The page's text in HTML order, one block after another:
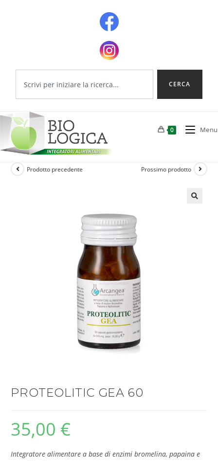
CERCA
0 Menu
Prodotto precedente Prossimo prodotto
PROTEOLITIC GEA 60
35,00 €
Integratore alimentare a base di enzimi bromelina, papaina e